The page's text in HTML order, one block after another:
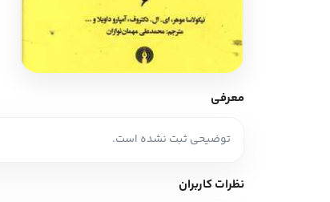
جستار و مقاله
آموزش نویسندگی
زبان شناسی
معرفی
توضیحی ثبت نشده است.
نظرات کاربران